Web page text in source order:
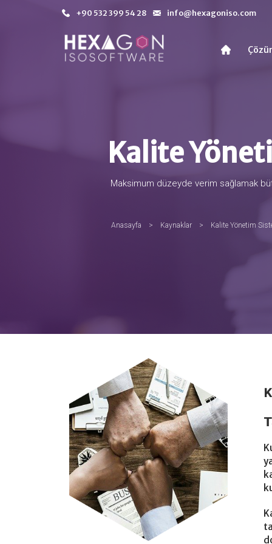
+90 532 399 54 28 info@hexagoniso.com
Kalite
Maksimum düzeyde verim sağlamak
Anasayfa > Kaynaklar > Kalite Yönetim